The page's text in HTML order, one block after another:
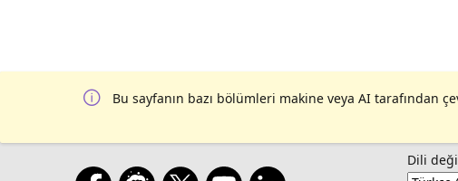
Bu sayfanın bazı bölümleri makine veya AI tarafından
Dili